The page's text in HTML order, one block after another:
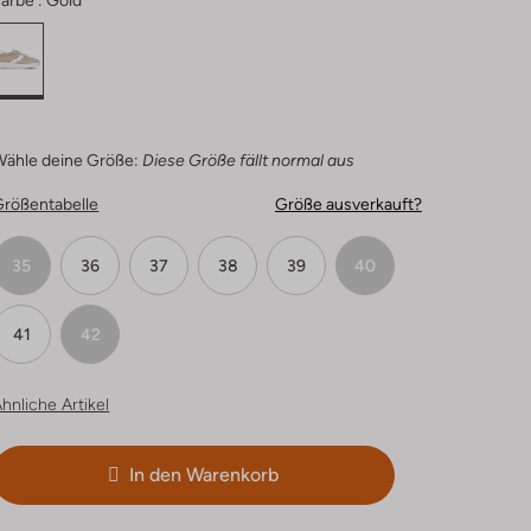
deine Größe: Diese Größe fällt normal aus
Größe ausverkauft?
35 36 37 38 39 40
41 42
Artikel
In den Warenkorb